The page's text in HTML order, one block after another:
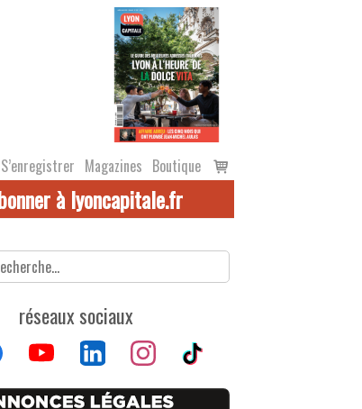
S’enregistrer Magazines Boutique
Voir
le
à lyoncapitale.fr
réseaux sociaux